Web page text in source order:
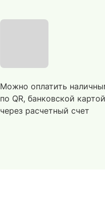
Можно оплатить
по QR, банковской
через расчетный счет